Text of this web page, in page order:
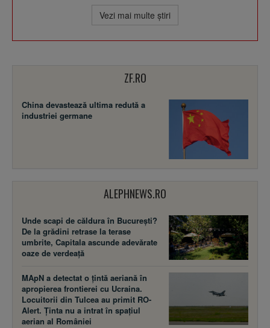
Vezi mai multe ştiri
ZF.RO
China devastează ultima redută a
industriei germane
ALEPHNEWS.RO
Unde scapi de căldura în București?
De la grădini retrase la terase
umbrite, Capitala ascunde adevărate
oaze de verdeață
MApN a detectat o țintă aeriană în
apropierea frontierei cu Ucraina.
Locuitorii din Tulcea au primit RO-
Alert. Ținta nu a intrat în spațiul
aerian al României